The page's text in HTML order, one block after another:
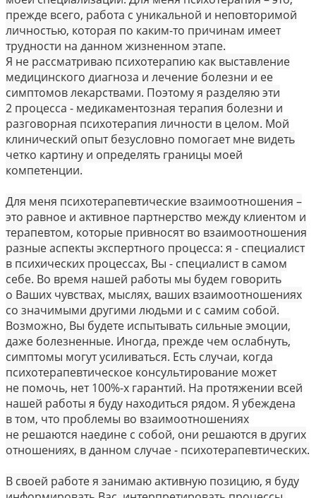
прежде всего, работа с уникальной и неповторимой
личностью, которая по каким-то причинам имеет
трудности на данном жизненном этапе.
Я не рассматриваю психотерапию как выставление
медицинского диагноза и лечение болезни и ее
симптомов лекарствами. Поэтому я разделяю эти
2 процесса - медикаментозная терапия болезни и
разговорная психотерапия личности в целом. Мой
клинический опыт безусловно помогает мне видеть
четко картину и определять границы моей
компетенции.
Для меня психотерапевтические взаимоотношения –
это равное и активное партнерство между клиентом и
терапевтом, которые привносят во взаимоотношения
разные аспекты экспертного процесса: я - специалист
в психических процессах, Вы - специалист в самом
себе. Во время нашей работы мы будем говорить
о Ваших чувствах, мыслях, ваших взаимоотношениях
со значимыми другими людьми и с самим собой.
Возможно, Вы будете испытывать сильные эмоции,
даже болезненные. Иногда, прежде чем ослабнуть,
симптомы могут усиливаться. Есть случаи, когда
психотерапевтическое консультирование может
не помочь, нет 100%-х гарантий. На протяжении всей
нашей работы я буду находиться рядом. Я убеждена
в том, что проблемы во взаимоотношениях
не решаются наедине с собой, они решаются в других
отношениях, в данном случае - психотерапевтических.
В своей работе я занимаю активную позицию, я буду